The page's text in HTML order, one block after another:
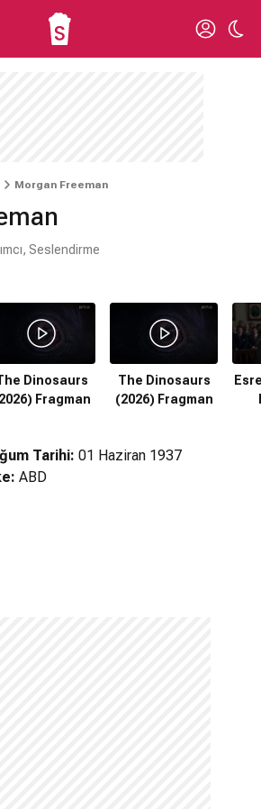
Morgan Freeman
Seslendirme
Dinosaurs
Fragman
The Dinosaurs
(2026) Fragman
Tarihi: 01 Haziran 1937
ABD